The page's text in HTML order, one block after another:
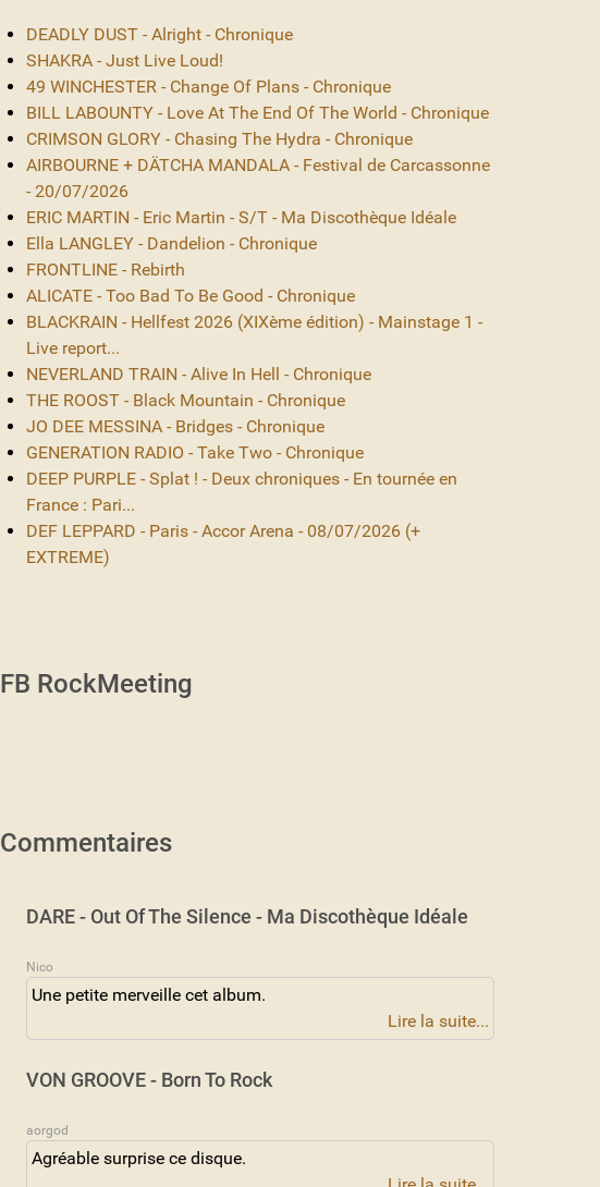
DEADLY DUST - Alright - Chronique
SHAKRA - Just Live Loud!
49 WINCHESTER - Change Of Plans - Chronique
BILL LABOUNTY - Love At The End Of The World - Chronique
CRIMSON GLORY - Chasing The Hydra - Chronique
AIRBOURNE + DÄTCHA MANDALA - Festival de Carcassonne
- 20/07/2026
ERIC MARTIN - Eric Martin - S/T - Ma Discothèque Idéale
Ella LANGLEY - Dandelion - Chronique
FRONTLINE - Rebirth
ALICATE - Too Bad To Be Good - Chronique
BLACKRAIN - Hellfest 2026 (XIXème édition) - Mainstage 1 -
Live report...
NEVERLAND TRAIN - Alive In Hell - Chronique
THE ROOST - Black Mountain - Chronique
JO DEE MESSINA - Bridges - Chronique
GENERATION RADIO - Take Two - Chronique
DEEP PURPLE - Splat ! - Deux chroniques - En tournée en
France : Pari...
DEF LEPPARD - Paris - Accor Arena - 08/07/2026 (+
EXTREME)
FB RockMeeting
Commentaires
DARE - Out Of The Silence - Ma Discothèque Idéale
Nico
Une petite merveille cet album.
Lire la suite...
VON GROOVE - Born To Rock
aorgod
Agréable surprise ce disque.